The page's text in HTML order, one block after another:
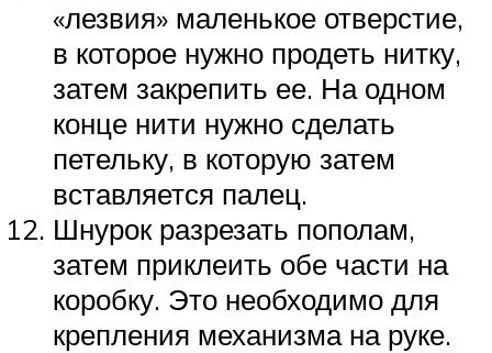
«лезвия» маленькое отверстие,
в которое нужно продеть нитку,
затем закрепить ее. На одном
конце нити нужно сделать
петельку, в которую затем
вставляется палец.
Шнурок разрезать пополам,
затем приклеить обе части на
коробку. Это необходимо для
крепления механизма на руке.